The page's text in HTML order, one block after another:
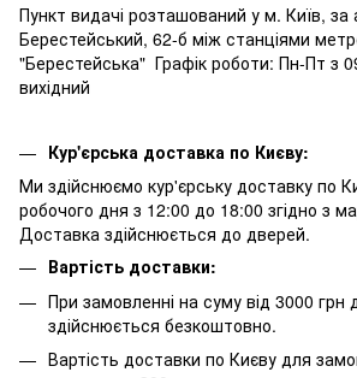
Пункт видачі розташований у м. Київ,
Берестейський, 62-б між станціями
"Берестейська" Графік роботи: Пн-Пт з
вихідний
Кур'єрська доставка по Києву:
Ми здійснюємо кур'єрську доставку по
робочого дня з 12:00 до 18:00 згідно з
Доставка здійснюється до дверей.
Вартість доставки:
При замовленні на суму від 3000 грн
здійснюється безкоштовно.
Вартість доставки по Києву для